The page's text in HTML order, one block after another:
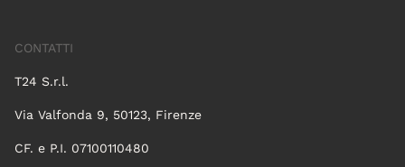
CONTATTI
T24 S.r.l.
Via Valfonda 9, 50123, Firenze
CF. e P.I. 07100110480